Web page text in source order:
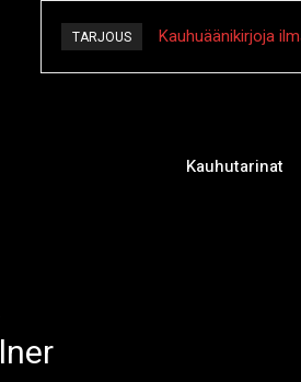
TARJOUS Kauhuäänikirjoja
Kauhutarinat